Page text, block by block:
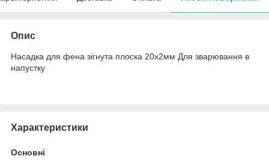
Опис
Насадка для фена зігнута плоска 20х2мм Для зварювання в
напустку
Характеристики
Основні